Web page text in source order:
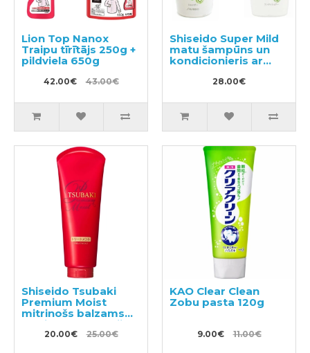
Lion Top Nanox
Traipu tīrītājs 250g +
pildviela 650g
42.00€ 43.00€
Shiseido Super Mild
matu šampūns un
kondicionieris ar
28.00€
Shiseido Tsubaki
Premium Moist
mitrinošs balzams
matiem ar kamēlijas
eļļu 180g
20.00€ 25.00€
KAO Clear Clean
Zobu pasta 120g
9.00€ 11.00€